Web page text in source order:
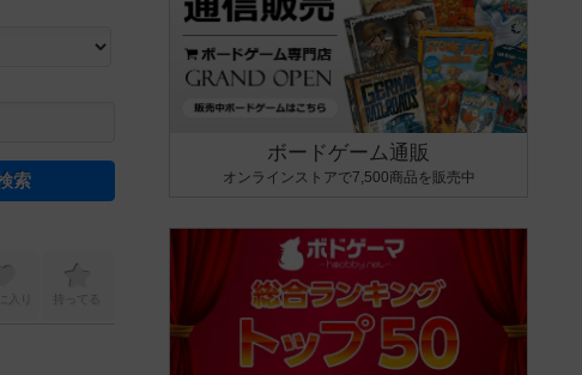
できます。マニュアルを読む時間や参加者へのルール説明時間は含まれていないため、初めて
解できるよう、中世ファンタジー・クッキング・海賊同士の対決など、ゲームコンセプトを絞
。主にボードゲームに慣れている方向けの絞込機能です。例えば「ダイスロール」はランダ
入り 持ってる
ボードゲーム通販
オンラインストアで7,500商品を販売中